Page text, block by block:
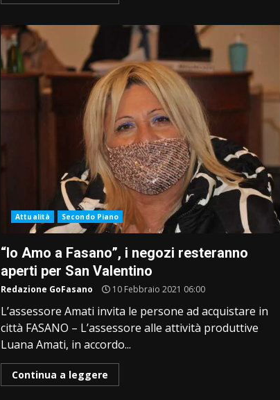
Attualità Secondo Piano
“Io Amo a Fasano”, i negozi resteranno
aperti per San Valentino
Redazione GoFasano 10 Febbraio 2021 06:00
L’assessore Amati invita le persone ad acquistare in
città FASANO – L’assessore alle attività produttive
Luana Amati, in accordo...
Continua a leggere